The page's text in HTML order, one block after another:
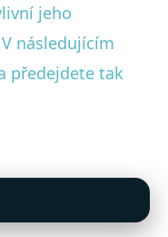
jeho
následujícím
předejdete tak